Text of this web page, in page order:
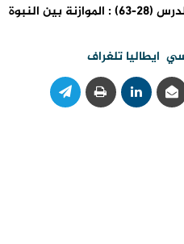
منقول عن: العقيدة الإسلامية – الدرس (28-63) : الموازنة بين النبوة
ايطاليا تلغراف